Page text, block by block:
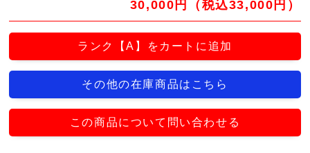
30,000円（税込33,000円）
ランク【A】をカートに追加
その他の在庫商品はこちら
この商品について問い合わせる